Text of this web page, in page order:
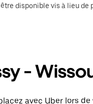
disponible vis à lieu de
-
avec Uber lors